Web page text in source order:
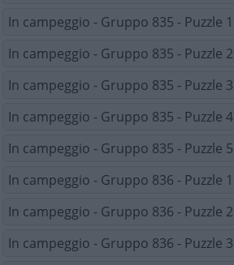
In campeggio - Gruppo 835 - Puzzle 1
In campeggio - Gruppo 835 - Puzzle 2
In campeggio - Gruppo 835 - Puzzle 3
In campeggio - Gruppo 835 - Puzzle 4
In campeggio - Gruppo 835 - Puzzle 5
In campeggio - Gruppo 836 - Puzzle 1
In campeggio - Gruppo 836 - Puzzle 2
In campeggio - Gruppo 836 - Puzzle 3